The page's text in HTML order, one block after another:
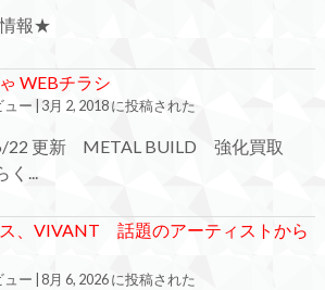
報★
WEBチラシ
ュー 3月 2, 2018 に投稿された
22 更新 METAL BUILD 強化買取
く...
、VIVANT 話題のアーティストから
ュー 8月 6, 2026 に投稿された